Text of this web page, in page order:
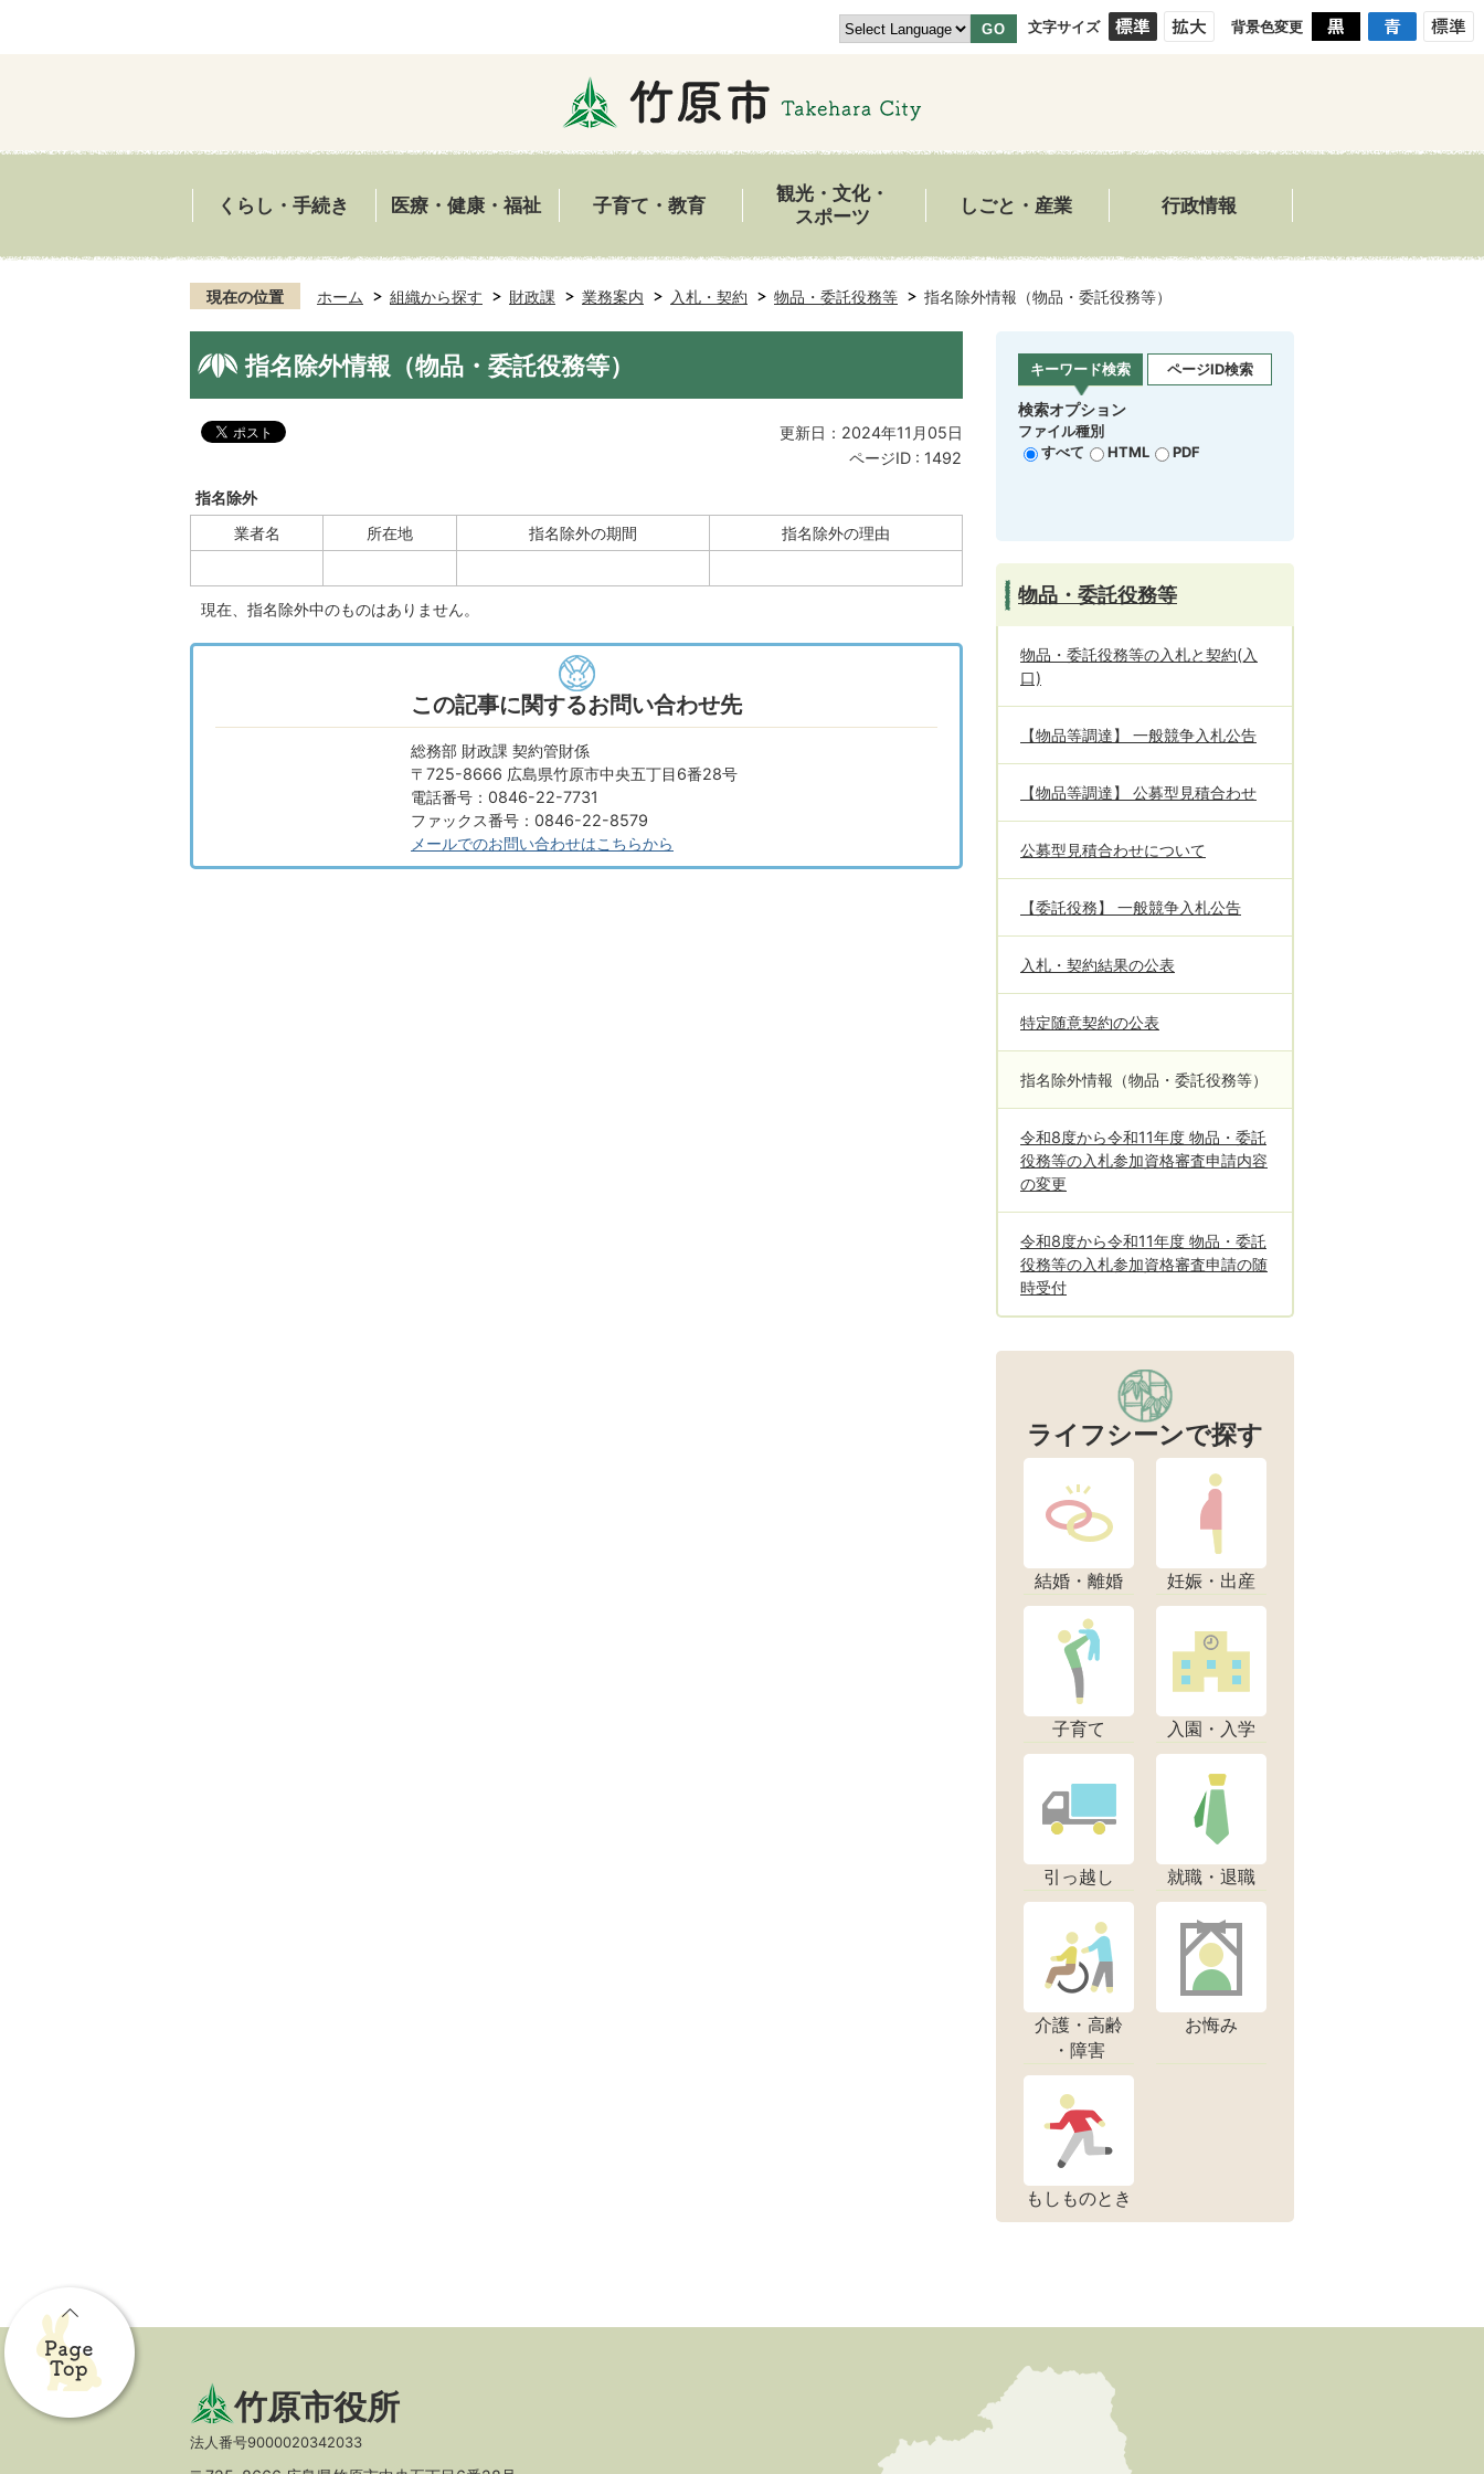
GO 文字サイズ 背景色変更
くらし・手続き 医療・健康・福祉 子育て・教育
観光・文化・
スポーツ
しごと・産業 行政情報
現在の位置 ホーム 組織から探す 財政課 業務案内 入札・契約 物品・委託役務等 指名除外情報（物品・委託役務等）
指名除外情報（物品・委託役務等）
更新日：2024年11月05日
ページID : 1492
指名除外
業者名
所在地 指名除外の期間 指名除外の理由
現在、指名除外中のものはありません。
この記事に関するお問い合わせ先
総務部 財政課 契約管財係
〒725-8666 広島県竹原市中央五丁目6番28号
電話番号：0846-22-7731
ファックス番号：0846-22-8579
メールでのお問い合わせはこちらから
キーワード検索 ページID検索
検索オプション
ファイル種別
すべて
HTML PDF
物品・委託役務等
物品・委託役務等の入札と契約(入
口)
【物品等調達】 一般競争入札公告
【物品等調達】 公募型見積合わせ
公募型見積合わせについて
【委託役務】 一般競争入札公告
入札・契約結果の公表
特定随意契約の公表
指名除外情報（物品・委託役務等）
令和8度から令和11年度 物品・委託
役務等の入札参加資格審査申請内容
の変更
令和8度から令和11年度 物品・委託
役務等の入札参加資格審査申請の随
時受付
ライフシーンで探す
結婚・離婚 妊娠・出産
子育て 入園・入学
引っ越し 就職・退職
介護・高齢
・障害
お悔み
もしものとき
竹原市役所
法人番号9000020342033